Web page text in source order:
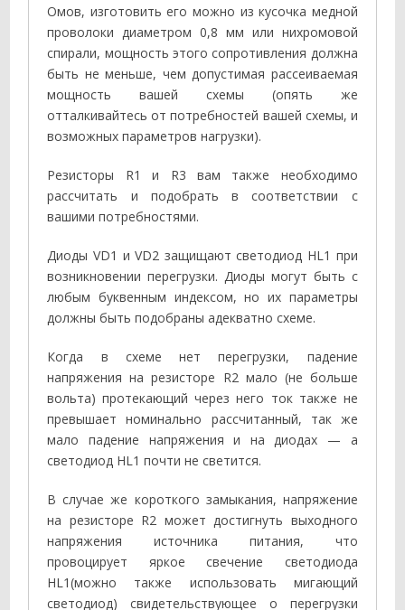
Омов, изготовить его можно из кусочка медной
проволоки диаметром 0,8 мм или нихромовой
спирали, мощность этого сопротивления должна
быть не меньше, чем допустимая рассеиваемая
мощность вашей схемы (опять же
отталкивайтесь от потребностей вашей схемы, и
возможных параметров нагрузки).
Резисторы R1 и R3 вам также необходимо
рассчитать и подобрать в соответствии с
вашими потребностями.
Диоды VD1 и VD2 защищают светодиод HL1 при
возникновении перегрузки. Диоды могут быть с
любым буквенным индексом, но их параметры
должны быть подобраны адекватно схеме.
Когда в схеме нет перегрузки, падение
напряжения на резисторе R2 мало (не больше
вольта) протекающий через него ток также не
превышает номинально рассчитанный, так же
мало падение напряжения и на диодах — а
светодиод HL1 почти не светится.
В случае же короткого замыкания, напряжение
на резисторе R2 может достигнуть выходного
напряжения источника питания, что
провоцирует яркое свечение светодиода
HL1(можно также использовать мигающий
светодиод) свидетельствующее о перегрузки